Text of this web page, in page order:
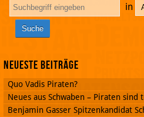
in
Neueste Beiträge
Quo Vadis Piraten?
Neues aus Schwaben – Piraten
Benjamin Gasser Spitzenkandidat